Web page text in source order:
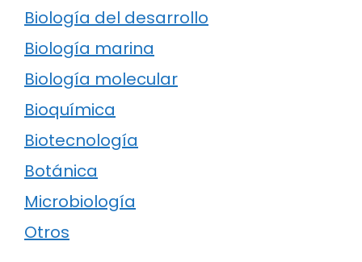
Biología del desarrollo
Biología marina
Biología molecular
Bioquímica
Biotecnología
Botánica
Microbiología
Otros